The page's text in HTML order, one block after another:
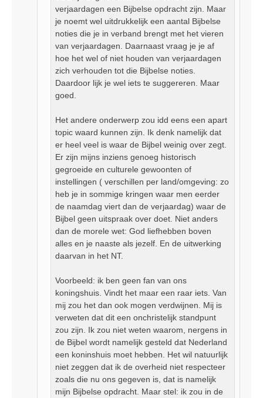
verjaardagen een Bijbelse opdracht zijn. Maar
je noemt wel uitdrukkelijk een aantal Bijbelse
noties die je in verband brengt met het vieren
van verjaardagen. Daarnaast vraag je je af
hoe het wel of niet houden van verjaardagen
zich verhouden tot die Bijbelse noties.
Daardoor lijk je wel iets te suggereren. Maar
goed.
Het andere onderwerp zou idd eens een apart
topic waard kunnen zijn. Ik denk namelijk dat
er heel veel is waar de Bijbel weinig over zegt.
Er zijn mijns inziens genoeg historisch
gegroeide en culturele gewoonten of
instellingen ( verschillen per land/omgeving: zo
heb je in sommige kringen waar men eerder
de naamdag viert dan de verjaardag) waar de
Bijbel geen uitspraak over doet. Niet anders
dan de morele wet: God liefhebben boven
alles en je naaste als jezelf. En de uitwerking
daarvan in het NT.
Voorbeeld: ik ben geen fan van ons
koningshuis. Vindt het maar een raar iets. Van
mij zou het dan ook mogen verdwijnen. Mij is
verweten dat dit een onchristelijk standpunt
zou zijn. Ik zou niet weten waarom, nergens in
de Bijbel wordt namelijk gesteld dat Nederland
een koninshuis moet hebben. Het wil natuurlijk
niet zeggen dat ik de overheid niet respecteer
zoals die nu ons gegeven is, dat is namelijk
mijn Bijbelse opdracht. Maar stel: ik zou in de